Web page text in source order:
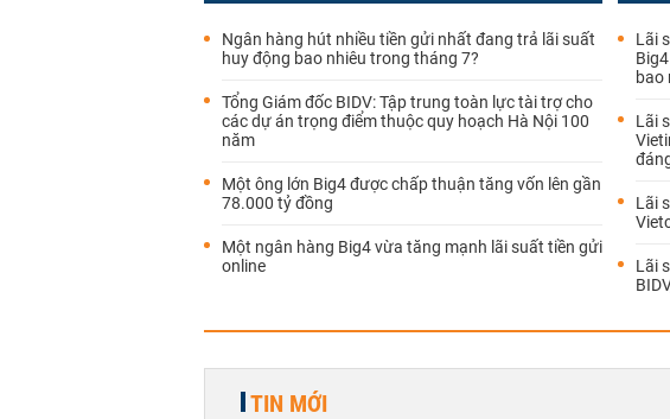
Ngân hàng hút nhiều tiền gửi nhất đang trả lãi suất
huy động bao nhiêu trong tháng 7?
Tổng Giám đốc BIDV: Tập trung toàn lực tài trợ cho
các dự án trọng điểm thuộc quy hoạch Hà Nội 100
năm
Một ông lớn Big4 được chấp thuận tăng vốn lên gần
78.000 tỷ đồng
Một ngân hàng Big4 vừa tăng mạnh lãi suất tiền gửi
online
Lãi
bao
Lãi
Lãi
Lãi
TIN MỚI